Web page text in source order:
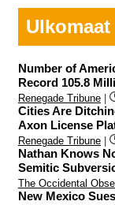
Ulkomaat
Number of
Record 105.8
Renegade Tribune
Cities Are
Axon License
Renegade Tribune
Nathan Knows
Semitic
The Occidental
New Mexico